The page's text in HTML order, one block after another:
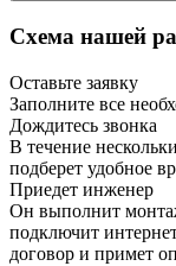
Схема нашей
Оставьте заявку
Заполните все
Дождитесь звонка
В течение
подберет удобное
Приедет инженер
Он выполнит
подключит
договор и примет